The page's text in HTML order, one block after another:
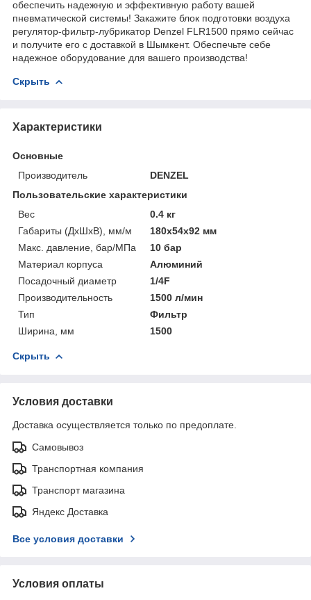
обеспечить надежную и эффективную работу вашей
пневматической системы! Закажите блок подготовки воздуха
регулятор-фильтр-лубрикатор Denzel FLR1500 прямо сейчас
и получите его с доставкой в Шымкент. Обеспечьте себе
надежное оборудование для вашего производства!
Скрыть
Характеристики
Основные
Производитель
DENZEL
Пользовательские характеристики
Вес
0.4 кг
Габариты (ДхШхВ), мм/м
180x54x92 мм
Макс. давление, бар/МПа
10 бар
Материал корпуса
Алюминий
Посадочный диаметр
1/4F
Производительность
1500 л/мин
Тип
Фильтр
Ширина, мм
1500
Скрыть
Условия доставки
Доставка осуществляется только по предоплате.
Самовывоз
Транспортная компания
Транспорт магазина
Яндекс Доставка
Все условия доставки
Условия оплаты